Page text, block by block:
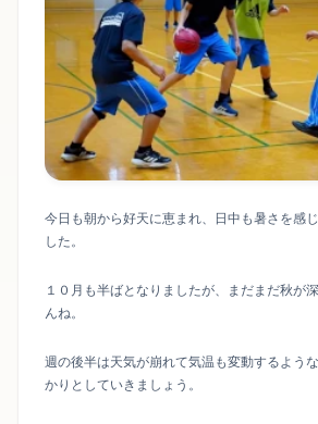
今日も朝から好天に恵まれ、日中も暑さを感
した。
１０月も半ばとなりましたが、まだまだ秋が
んね。
週の後半は天気が崩れて気温も変動するよう
かりとしていきましょう。